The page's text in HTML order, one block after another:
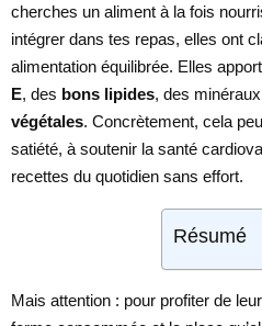
cherches un aliment à la fois
intégrer dans tes repas, elles ont
alimentation équilibrée. Elles
E, des bons lipides, des
végétales. Concrètement, cela
satiété, à soutenir la santé
recettes du quotidien sans effort.
Résumé
Mais attention : pour profiter de